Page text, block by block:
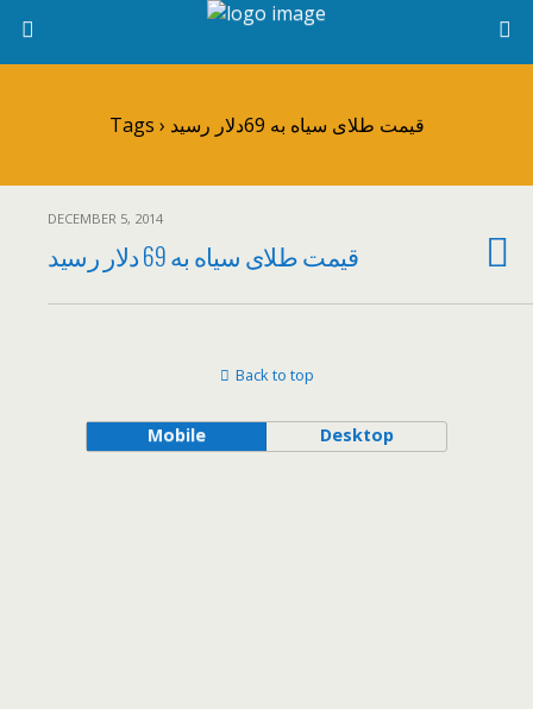
Tags › قیمت طلای سیاه به 69دلار رسید
DECEMBER 5, 2014
قیمت طلای سیاه به 69 دلار رسید
Back to top
Mobile Desktop